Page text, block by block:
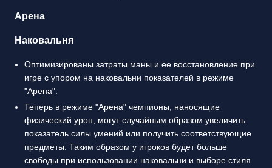
Арена
Наковальня
Оптимизированы затраты маны и ее восстановление при
игре с упором на наковальни показателей в режиме
"Арена".
Теперь в режиме "Арена" чемпионы, наносящие
физический урон, могут случайным образом увеличить
показатель силы умений или получить соответствующие
предметы. Таким образом у игроков будет больше
свободы при использовании наковальни и выборе стиля